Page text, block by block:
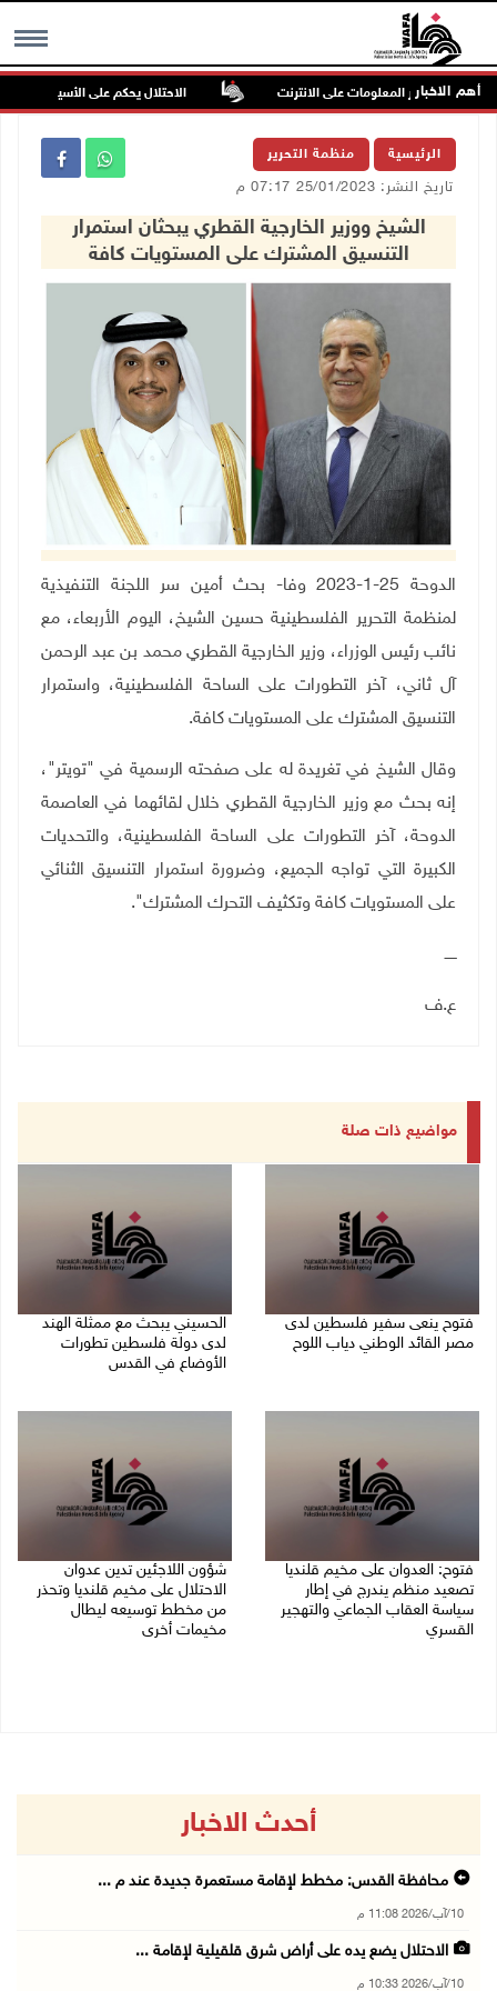
MENU أهم الاخبار
من مخاطر المعلومات على الانترنت الاحتلال يحكم على الأسير عطا أبو رميلة بالسجن 42
الرئيسية منظمة التحرير
تاريخ النشر: 25/01/2023 07:17 م
الشيخ ووزير الخارجية القطري يبحثان استمرار
التنسيق المشترك على المستويات كافة
الدوحة 25-1-2023 وفا- بحث أمين سر اللجنة التنفيذية
لمنظمة التحرير الفلسطينية حسين الشيخ، اليوم الأربعاء، مع
نائب رئيس الوزراء، وزير الخارجية القطري محمد بن عبد الرحمن
آل ثاني، آخر التطورات على الساحة الفلسطينية، واستمرار
التنسيق المشترك على المستويات كافة.
وقال الشيخ في تغريدة له على صفحته الرسمية في "تويتر"،
إنه بحث مع وزير الخارجية القطري خلال لقائهما في العاصمة
الدوحة، آخر التطورات على الساحة الفلسطينية، والتحديات
الكبيرة التي تواجه الجميع، وضرورة استمرار التنسيق الثنائي
على المستويات كافة وتكثيف التحرك المشترك".
ـــــ
ع.ف
مواضيع ذات صلة
فتوح ينعى سفير فلسطين لدى
مصر القائد الوطني دياب اللوح
الحسيني يبحث مع ممثلة الهند
لدى دولة فلسطين تطورات
الأوضاع في القدس
فتوح: العدوان على مخيم قلنديا
تصعيد منظم يندرج في إطار
سياسة العقاب الجماعي والتهجير
القسري
شؤون اللاجئين تدين عدوان
الاحتلال على مخيم قلنديا وتحذر
من مخطط توسيعه ليطال
مخيمات أخرى
أحدث الاخبار
محافظة القدس: مخطط لإقامة مستعمرة جديدة عند م ...
10/آب/2026 11:08 م
الاحتلال يضع يده على أراض شرق قلقيلية لإقامة ...
10/آب/2026 10:33 م